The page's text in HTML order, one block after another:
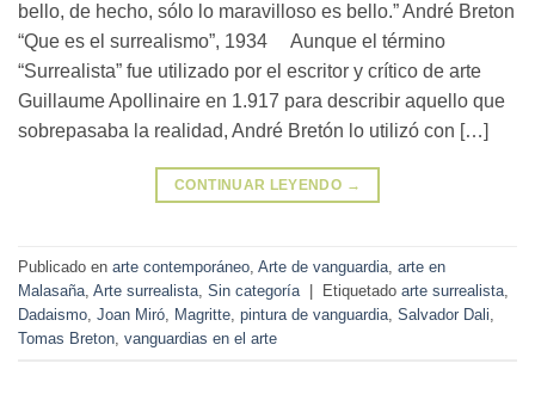
bello, de hecho, sólo lo maravilloso es bello.” André Breton
“Que es el surrealismo”, 1934 Aunque el término
“Surrealista” fue utilizado por el escritor y crítico de arte
Guillaume Apollinaire en 1.917 para describir aquello que
sobrepasaba la realidad, André Bretón lo utilizó con […]
CONTINUAR LEYENDO →
Publicado en arte contemporáneo Arte de vanguardia arte en
Malasaña Arte surrealista Sin categoría | Etiquetado arte surrealista
Dadaismo Joan Miró Magritte pintura de vanguardia Salvador Dali
Tomas Breton vanguardias en el arte